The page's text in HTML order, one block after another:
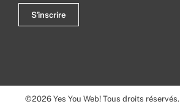
©2026 Yes You Web! Tous droits réservés.